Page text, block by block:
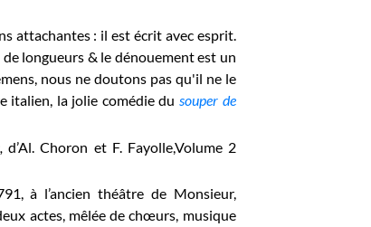
attachantes : il est écrit avec esprit.
longueurs & le dénouement est un
nous ne doutons pas qu'il ne le
italien, la jolie comédie dusouper de
d’Al. Choron et F. Fayolle,Volume 2
à l’ancien théâtre de Monsieur,
actes, mêlée de chœurs, musique